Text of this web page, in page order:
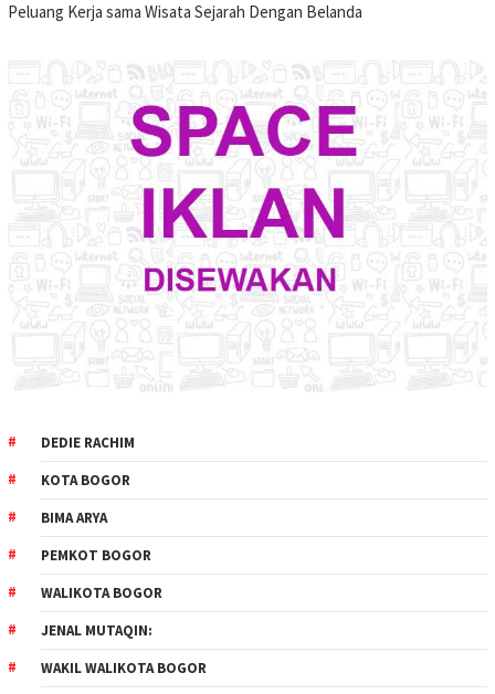
Peluang Kerja sama Wisata Sejarah Dengan Belanda
DEDIE RACHIM
KOTA BOGOR
BIMA ARYA
PEMKOT BOGOR
WALIKOTA BOGOR
JENAL MUTAQIN:
WAKIL WALIKOTA BOGOR